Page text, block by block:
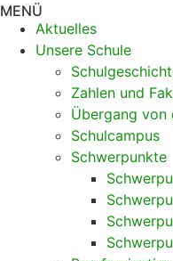
MENÜ
Aktuelles
Unsere Schule
Zahlen und
Übergang von
Schulcampus
Schwerpunkte